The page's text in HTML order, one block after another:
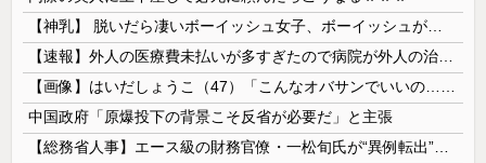
中国政府「原爆投下の背景こそ反省が必要だ」と主張